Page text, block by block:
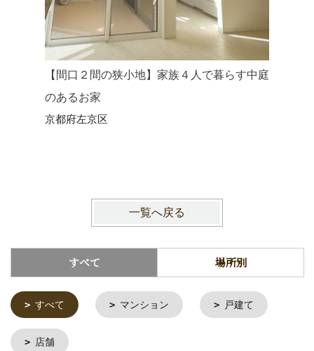
【間口２間の狭小地】家族４人で暮らす中庭
のあるお家
京都府左京区
一覧へ戻る
すべて 場所別
すべて マンション 戸建て
店舗